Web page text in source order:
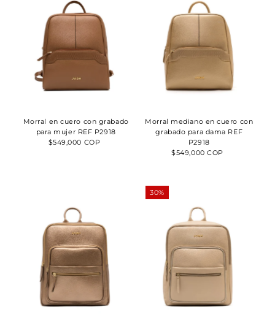
Alfabéticamente,
A-Z
Alfabéticamente,
Z-A
Precio, menor a
mayor
Precio, mayor a
a reciente
Fecha: reciente a
antiguo(a)
Morral en cuero con grabado
para mujer REF P2918
Precio
$549,000 COP
Morral mediano en cuero con
grabado para dama REF
P2918
Precio
$549,000 COP
30%